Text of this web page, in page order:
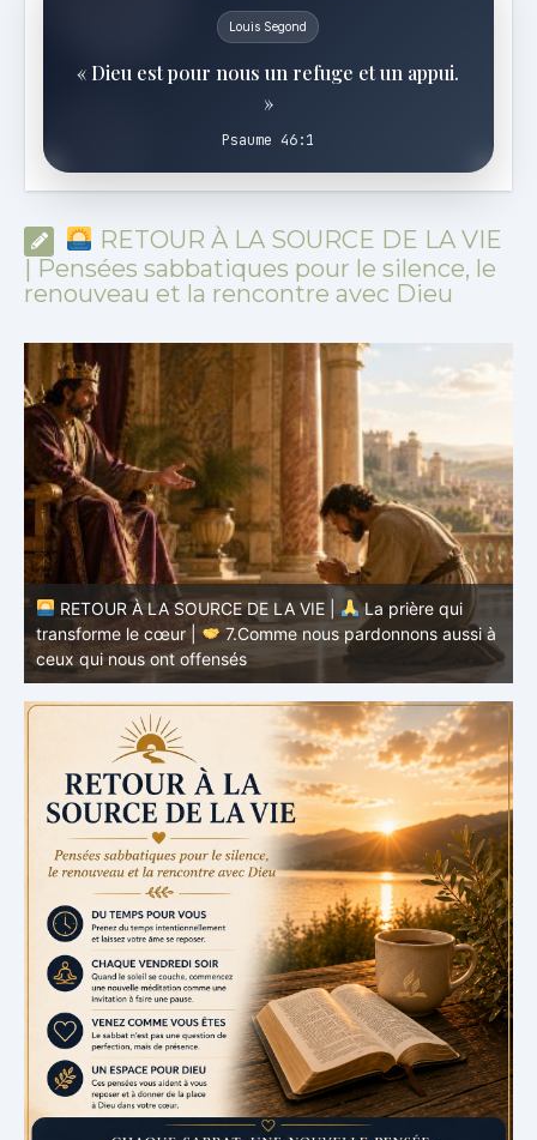
Louis Segond
« Dieu est pour nous un refuge et un appui.
»
Psaume 46:1
RETOUR À LA SOURCE DE LA VIE
| Pensées sabbatiques pour le silence, le
renouveau et la rencontre avec Dieu
RETOUR À LA SOURCE DE LA VIE |
La prière qui
transforme le cœur |
6.Et pardonne-nous nos offenses